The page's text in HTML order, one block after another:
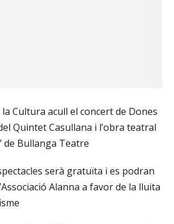
Cultura acull el concert de Dones
Quintet Casullana i l’obra teatral
de Bullanga Teatre
serà gratuïta i es podran
Alanna a favor de la lluita